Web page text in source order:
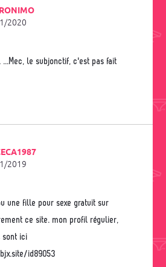
2020
2019
ce site. mon profil régulier,
sont ici
id89053